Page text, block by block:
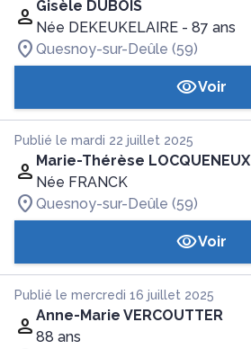
Gisèle DUBOIS
Née DEKEUKELAIRE - 87 ans
Quesnoy-sur-Deûle (59)
Voir
Publié le mardi 22 juillet 2025
Marie-Thérèse LOCQUENEUX
Née FRANCK
Quesnoy-sur-Deûle (59)
Voir
Publié le mercredi 16 juillet 2025
Anne-Marie VERCOUTTER
88 ans